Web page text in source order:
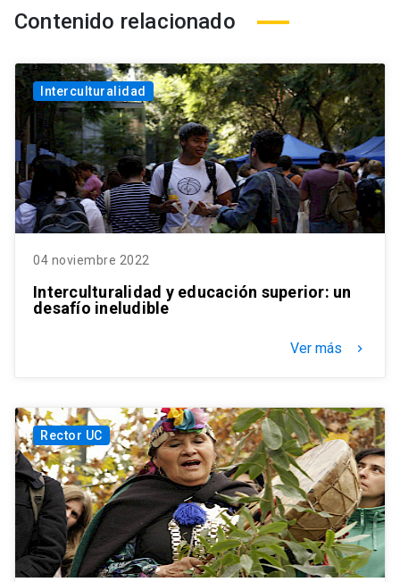
Contenido relacionado
Interculturalidad
04 noviembre 2022
Interculturalidad y educación superior: un
desafío ineludible
Ver más keyboard_arrow_right
Rector UC